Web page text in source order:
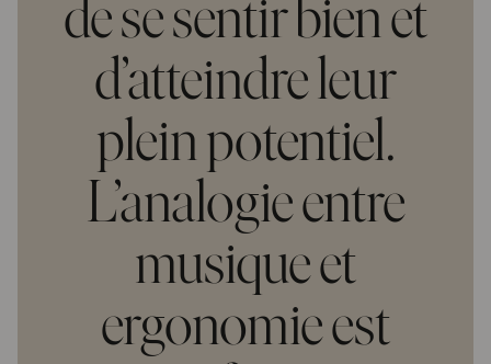
de se sentir bien et
d’atteindre leur
plein potentiel.
L’analogie entre
musique et
ergonomie est